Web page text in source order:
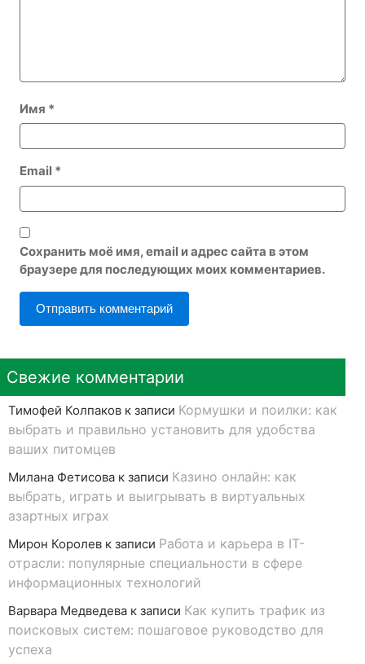
Имя *
Email *
Сохранить моё имя, email и адрес сайта в этом
браузере для последующих моих комментариев.
Свежие комментарии
Тимофей Колпаков к записи Кормушки и поилки: как
выбрать и правильно установить для удобства
ваших питомцев
Милана Фетисова к записи Казино онлайн: как
выбрать, играть и выигрывать в виртуальных
азартных играх
Мирон Королев к записи Работа и карьера в IT-
отрасли: популярные специальности в сфере
информационных технологий
Варвара Медведева к записи Как купить трафик из
поисковых систем: пошаговое руководство для
успеха